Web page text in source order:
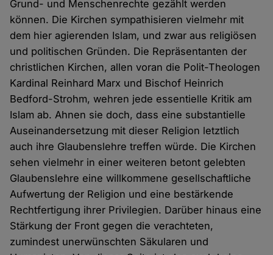
Grund- und Menschenrechte gezählt werden
können. Die Kirchen sympathisieren vielmehr mit
dem hier agierenden Islam, und zwar aus religiösen
und politischen Gründen. Die Repräsentanten der
christlichen Kirchen, allen voran die Polit-Theologen
Kardinal Reinhard Marx und Bischof Heinrich
Bedford-Strohm, wehren jede essentielle Kritik am
Islam ab. Ahnen sie doch, dass eine substantielle
Auseinandersetzung mit dieser Religion letztlich
auch ihre Glaubenslehre treffen würde. Die Kirchen
sehen vielmehr in einer weiteren betont gelebten
Glaubenslehre eine willkommene gesellschaftliche
Aufwertung der Religion und eine bestärkende
Rechtfertigung ihrer Privilegien. Darüber hinaus eine
Stärkung der Front gegen die verachteten,
zumindest unerwünschten Säkularen und